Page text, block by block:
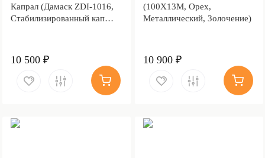
Капрал (Дамаск ZDI-1016,
Стабилизированный кап
10 500 ₽
(100Х13М, Орех,
Металлический, Золочение)
10 900 ₽